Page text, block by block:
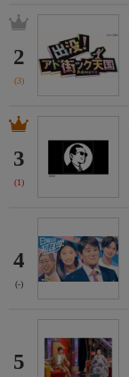
2
(3)
3
(1)
4
(-)
5